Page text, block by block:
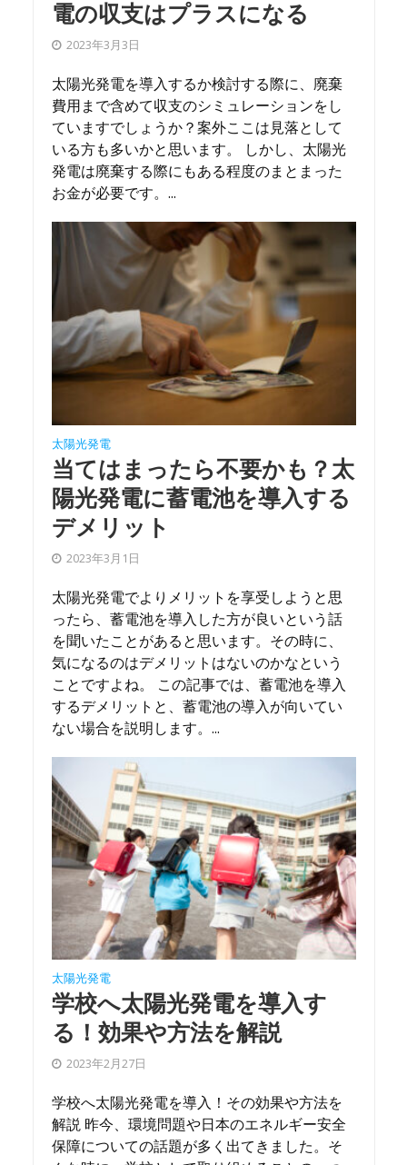
電の収支はプラスになる
2023年3月3日
太陽光発電を導入するか検討する際に、廃棄
費用まで含めて収支のシミュレーションをし
ていますでしょうか？案外ここは見落として
いる方も多いかと思います。 しかし、太陽光
発電は廃棄する際にもある程度のまとまった
お金が必要です。...
太陽光発電
当てはまったら不要かも？太
陽光発電に蓄電池を導入する
デメリット
2023年3月1日
太陽光発電でよりメリットを享受しようと思
ったら、蓄電池を導入した方が良いという話
を聞いたことがあると思います。その時に、
気になるのはデメリットはないのかなという
ことですよね。 この記事では、蓄電池を導入
するデメリットと、蓄電池の導入が向いてい
ない場合を説明します。...
太陽光発電
学校へ太陽光発電を導入す
る！効果や方法を解説
2023年2月27日
学校へ太陽光発電を導入！その効果や方法を
解説 昨今、環境問題や日本のエネルギー安全
保障についての話題が多く出てきました。そ